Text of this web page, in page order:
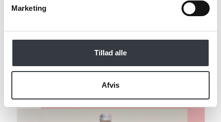
Marketing
Tillad alle
Afvis
Send